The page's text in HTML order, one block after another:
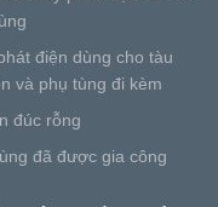
điện dùng cho tàu
và phụ tùng đi kèm
đúc rỗng
đã được gia công